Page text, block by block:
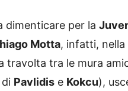
dimenticare per la
Motta, infatti, nella
travolta tra le mura
Pavlidis e Kokcu),